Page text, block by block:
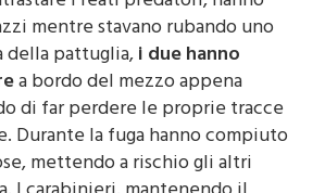
i reati predatori, hanno
mentre stavano rubando uno
della pattuglia,i due hanno
a bordo del mezzo appena
di far perdere le proprie tracce
la fuga hanno compiuto